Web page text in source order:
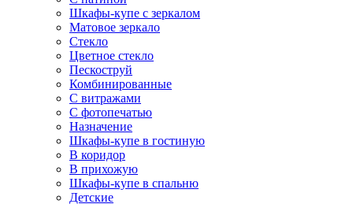
Шкафы-купе с зеркалом
Матовое зеркало
Стекло
Цветное стекло
Пескоструй
Комбинированные
С витражами
С фотопечатью
Назначение
Шкафы-купе в гостиную
В коридор
В прихожую
Шкафы-купе в спальню
Детские